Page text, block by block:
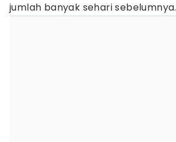
jumlah banyak sehari sebelumnya.